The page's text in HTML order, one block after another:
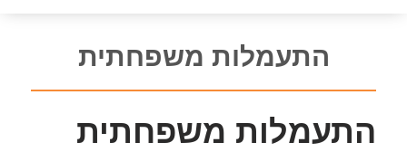
התעמלות משפחתית
התעמלות משפחתית